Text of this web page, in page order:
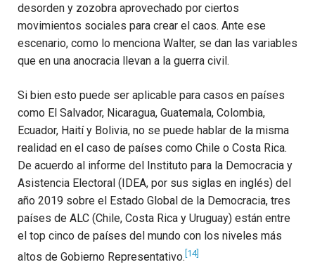
desorden y zozobra aprovechado por ciertos
movimientos sociales para crear el caos. Ante ese
escenario, como lo menciona Walter, se dan las variables
que en una anocracia llevan a la guerra civil.
Si bien esto puede ser aplicable para casos en países
como El Salvador, Nicaragua, Guatemala, Colombia,
Ecuador, Haití y Bolivia, no se puede hablar de la misma
realidad en el caso de países como Chile o Costa Rica.
De acuerdo al informe del Instituto para la Democracia y
Asistencia Electoral (IDEA, por sus siglas en inglés) del
año 2019 sobre el Estado Global de la Democracia, tres
países de ALC (Chile, Costa Rica y Uruguay) están entre
el top cinco de países del mundo con los niveles más
altos de Gobierno Representativo. [14]